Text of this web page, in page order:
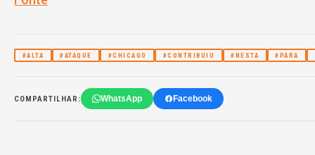
#ALTA #ATAQUE #CHICAGO #CONTRIBUIU #NESTA #PARA
COMPARTILHAR: WhatsApp Facebook